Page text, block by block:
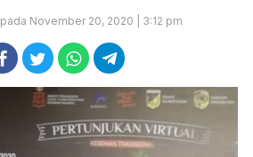
pada November 20, 2020 | 3:12 pm